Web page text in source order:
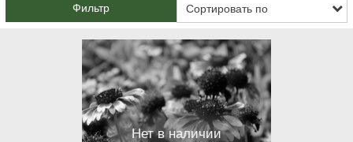
Фильтр
Нет в наличии